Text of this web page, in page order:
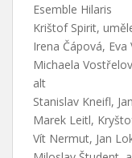
Esemble Hilaris
Krištof Spirit,
Irena Čápová,
Michaela
alt
Stanislav Kneifl,
Marek Leitl,
Vít Nermut, Jan